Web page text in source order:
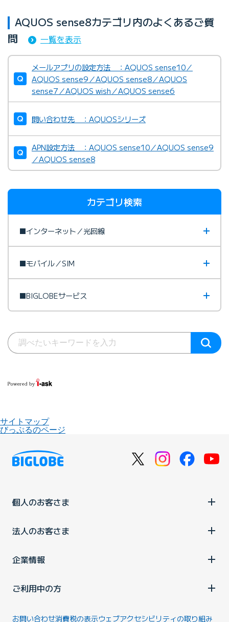
AQUOS sense8カテゴリ内のよくあるご質
問
一覧を表示
メールアプリの設定方法 ：AQUOS sense10／
AQUOS sense9／AQUOS sense8／AQUOS
sense7／AQUOS wish／AQUOS sense6
問い合わせ先 ：AQUOSシリーズ
APN設定方法 ：AQUOS sense10／AQUOS sense9
／AQUOS sense8
カテゴリ検索
■インターネット／光回線
■モバイル／SIM
■BIGLOBEサービス
サイトマップ
びっぷるのページ
個人のお客さま
法人のお客さま
企業情報
ご利用中の方
お問い合わせ消費税の表示ウェブアクセシビリティの取り組み